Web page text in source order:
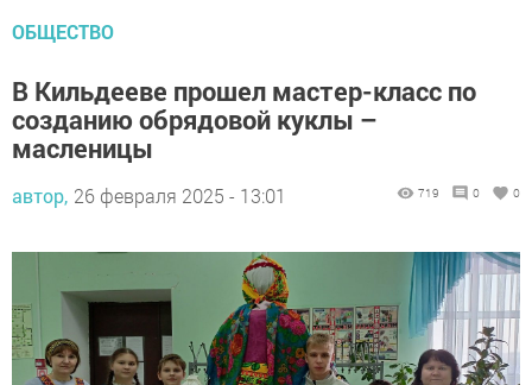
ОБЩЕСТВО
В Кильдееве прошел мастер-класс по
созданию обрядовой куклы –
масленицы
автор, 26 февраля 2025 - 13:01 719 0 0